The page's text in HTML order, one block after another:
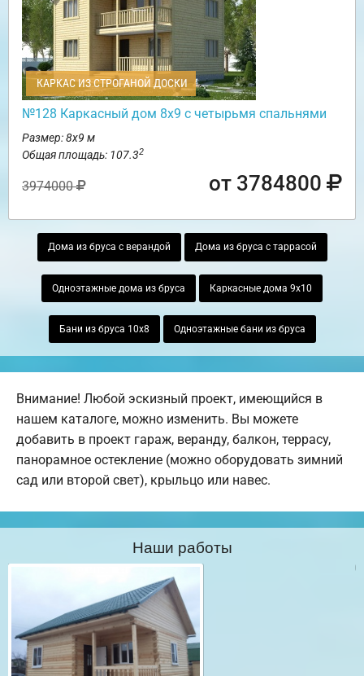
КАРКАС ИЗ СТРОГАНОЙ ДОСКИ
№128 Каркасный дом 8х9 с четырьмя спальнями
Размер: 8х9 м
Общая площадь: 107.32
3974000 от 3784800
Дома из бруса с верандой Дома из бруса с таррасой
Одноэтажные дома из бруса Каркасные дома 9х10
Бани из бруса 10х8 Одноэтажные бани из бруса
Внимание! Любой эскизный проект, имеющийся в
нашем каталоге, можно изменить. Вы можете
добавить в проект гараж, веранду, балкон, террасу,
панорамное остекление (можно оборудовать зимний
сад или второй свет), крыльцо или навес.
Наши работы